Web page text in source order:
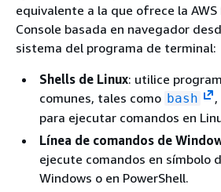
equivalente a la que ofrece la
Console basada en navegador
sistema del programa de terminal:
Shells de Linux: utilice
comunes, tales como bash ,
para ejecutar comandos en
Línea de comandos de
ejecute comandos en símbolo
Windows o en PowerShell.